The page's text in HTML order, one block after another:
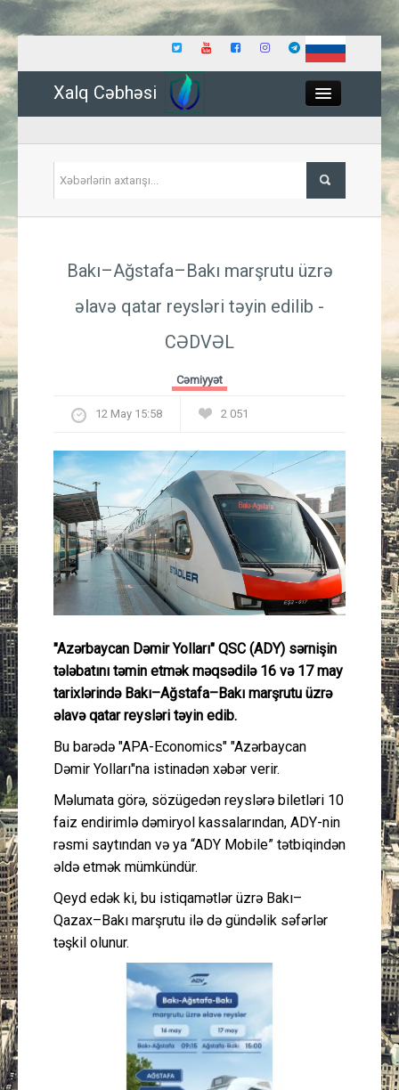
Xalq Cəbhəsi
İqtisadiyyat
Güney Azərbaycan
Mədəniyyət
Müsahibə
İdman
Layihə
Gündəm
Cəmiyyət
Peşə etikası
Bakı–Ağstafa–Bakı marşrutu üzrə
əlavə qatar reysləri təyin edilib -
CƏDVƏL
Cəmiyyət
12 May 15:58 2 051
"Azərbaycan Dəmir Yolları" QSC (ADY) sərnişin
tələbatını təmin etmək məqsədilə 16 və 17 may
tarixlərində Bakı–Ağstafa–Bakı marşrutu üzrə
əlavə qatar reysləri təyin edib.
Bu barədə "APA-Economics" "Azərbaycan
Dəmir Yolları"na istinadən xəbər verir.
Məlumata görə, sözügedən reyslərə biletləri 10
faiz endirimlə dəmiryol kassalarından, ADY-nin
rəsmi saytından və ya “ADY Mobile” tətbiqindən
əldə etmək mümkündür.
Qeyd edək ki, bu istiqamətlər üzrə Bakı–
Qazax–Bakı marşrutu ilə də gündəlik səfərlər
təşkil olunur.